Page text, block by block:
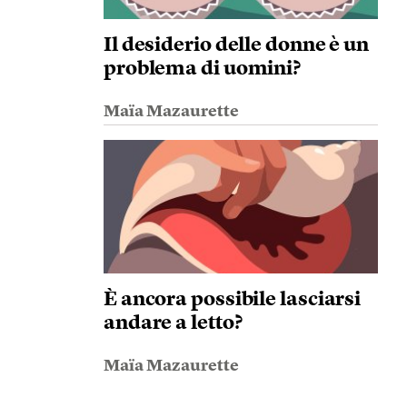
Il desiderio delle donne è un
problema di uomini?
Maïa Mazaurette
È ancora possibile lasciarsi
andare a letto?
Maïa Mazaurette